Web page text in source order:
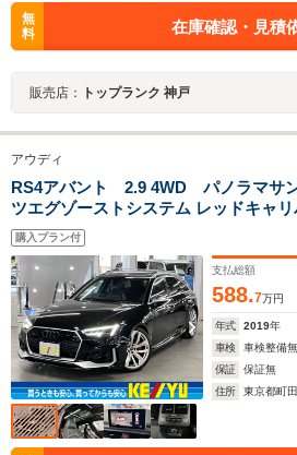
無
料
在庫確認・見積
販売店： トップランク 神戸
アウディ
RS4アバント 2.9 4WD パノラマサ
ツエグゾーストシステム レッドキャ
ザー 前後シートヒーター HUD バーチ
パークアシスト サラウンドビュー マ
ビ ETC2.0
購入プラン付
支払総額
588.7万円
年式 2019年
車検
車検整備無
保証
保証無
住所
東京都町